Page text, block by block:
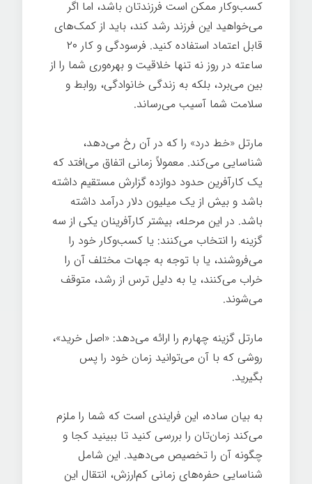
کسب‌وکار ممکن است فرزندتان باشد، اما اگر
می‌خواهید این فرزند رشد کند، باید از کمک‌های
قابل اعتماد استفاده کنید. فرسودگی و کار ۲۰
ساعته در روز نه تنها خلاقیت و بهره‌وری شما را از
بین می‌برد، بلکه به زندگی خانوادگی، روابط و
سلامت شما آسیب می‌رساند.
مارتل «خط درد» را که در آن رخ می‌دهد،
شناسایی می‌کند. معمولاً زمانی اتفاق می‌افتد که
یک کارآفرین حدود دوازده گزارش مستقیم داشته
باشد و بیش از یک میلیون دلار درآمد داشته
باشد. در این مرحله، بیشتر کارآفرینان یکی از سه
گزینه را انتخاب می‌کنند: یا کسب‌وکار خود را
می‌فروشند، یا با توجه به جهات مختلف آن را
خراب می‌کنند، یا به دلیل ترس از رشد، متوقف
می‌شوند.
مارتل گزینه چهارم را ارائه می‌دهد: «اصل خرید»،
روشی که با آن می‌توانید زمان خود را پس
بگیرید.
به بیان ساده، این فرایندی است که شما را ملزم
می‌کند زمان‌تان را بررسی کنید تا ببینید کجا و
چگونه آن را تخصیص می‌دهید. این شامل
شناسایی حفره‌های زمانی کم‌ارزش، انتقال این